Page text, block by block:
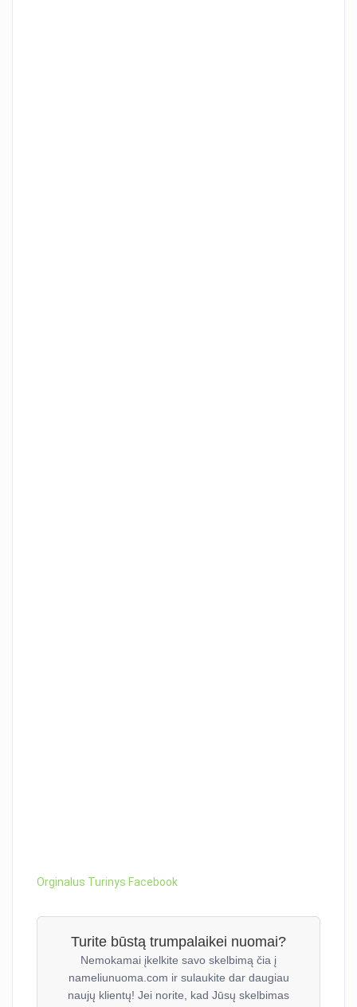
Orginalus Turinys Facebook
Turite būstą trumpalaikei nuomai?
Nemokamai įkelkite savo skelbimą čia į
nameliunuoma.com ir sulaukite dar daugiau
naujų klientų! Jei norite, kad Jūsų skelbimas